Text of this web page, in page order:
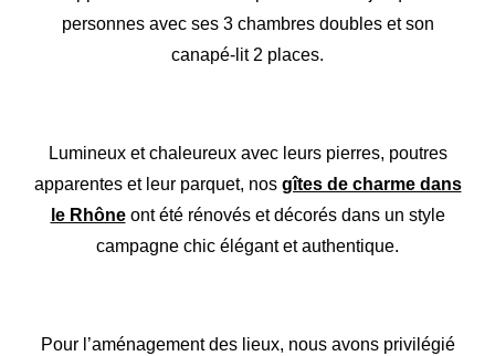
personnes avec ses 3 chambres doubles et son
canapé-lit 2 places.
Lumineux et chaleureux avec leurs pierres, poutres
apparentes et leur parquet, nos gîtes de charme dans
le Rhôneont été rénovés et décorés dans un style
campagne chic élégant et authentique.
Pour l’aménagement des lieux, nous avons privilégié